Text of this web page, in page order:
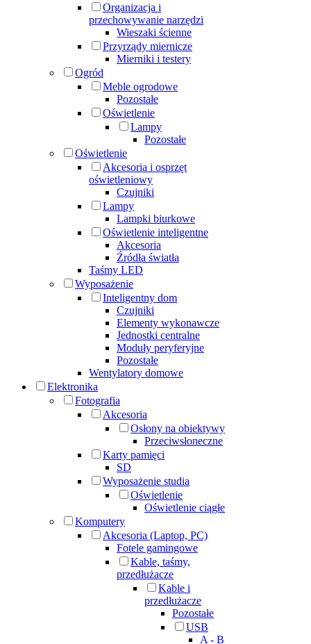
Organizacja i
przechowywanie narzędzi
Wieszaki ścienne
Przyrządy miernicze
Mierniki i testery
Ogród
Meble ogrodowe
Pozostałe
Oświetlenie
Lampy
Pozostałe
Oświetlenie
Akcesoria i osprzęt
oświetleniowy
Czujniki
Lampy
Lampki biurkowe
Oświetlenie inteligentne
Akcesoria
Źródła światła
Taśmy LED
Wyposażenie
Inteligentny dom
Czujniki
Elementy wykonawcze
Jednostki centralne
Moduły peryferyjne
Pozostałe
Wentylatory domowe
Elektronika
Fotografia
Akcesoria
Osłony na obiektywy
Przeciwsłoneczne
Karty pamięci
SD
Wyposażenie studia
Oświetlenie
Oświetlenie ciągłe
Komputery
Akcesoria (Laptop, PC)
Fotele gamingowe
Kable, taśmy,
przedłużacze
Kable i
przedłużacze
Pozostałe
USB
A - B